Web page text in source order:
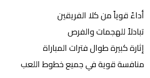
أداءً قوياً من كلا الفريقين
تبادلاً للهجمات والفرص
إثارة كبيرة طوال فترات المباراة
منافسة قوية في جميع خطوط اللعب